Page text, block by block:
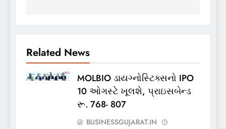
Related News
MOLBIO ડાયગ્નોસ્ટિક્સનો IPO
10 ઓગસ્ટે ખૂલશે, પ્રાઇસબેન્ડ
રૂ. 768- 807
BUSINESSGUJARAT.IN